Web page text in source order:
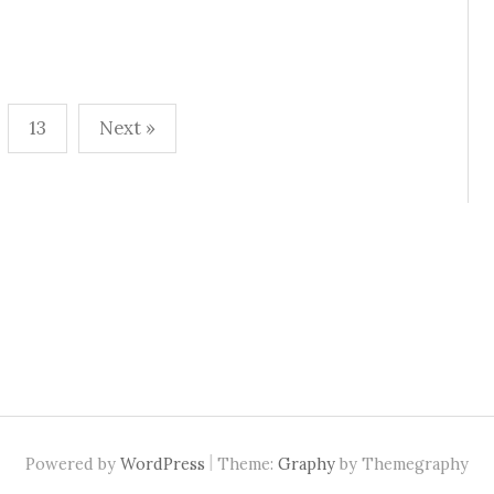
13 Next »
Powered by WordPress | Theme: Graphy by Themegraphy